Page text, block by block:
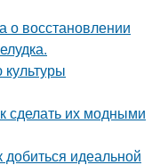
о восстановлении
сделать их модными
идеальной